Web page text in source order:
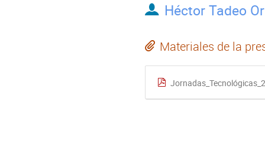
Héctor Tadeo
Materiales de la